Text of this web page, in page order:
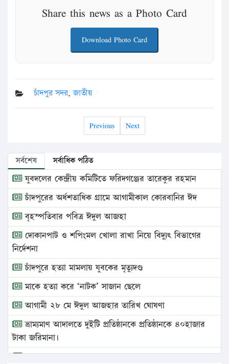
Share this news as a Photo Card
Download Photo Card
চাঁদপুর সদর,জাতীয়
Previous Next
সর্বশেষ সর্বাধিক পঠিত
যুবদলের কেন্দ্রীয় কমিটিতে ফরিদগঞ্জের তারেকুর রহমান
চাঁদপুরের অর্ধশতাধিক গ্রামে আগামীকাল কোরবানির ঈদ
বৃহস্পতিবার পবিত্র ঈদুল আজহা
দোকানপাট ও শপিংমল খোলা রাখা নিয়ে বিদ্যুৎ বিভাগের
নির্দেশনা
চাঁদপুরে হত্যা মামলায় যুবকের মৃত্যুদণ্ড
মাকে হত্যা করে ‘নাটক’ সাজান ছেলে
আগামী ২৮ মে ঈদুল আজহার তারিখ ঘোষণা
ভ্রাম্যমাণ আদালতে দুইটি প্রতিষ্ঠানকে প্রতিষ্ঠানকে ৪০হাজার
টাকা জরিমানা।
এবার লঞ্চের ভাড়া বাড়ল